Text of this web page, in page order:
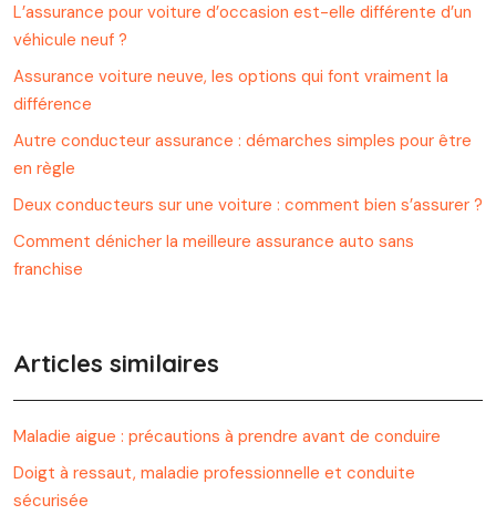
L’assurance pour voiture d’occasion est-elle différente d’un
véhicule neuf ?
Assurance voiture neuve, les options qui font vraiment la
différence
Autre conducteur assurance : démarches simples pour être
en règle
Deux conducteurs sur une voiture : comment bien s’assurer ?
Comment dénicher la meilleure assurance auto sans
franchise
Articles similaires
Maladie aigue : précautions à prendre avant de conduire
Doigt à ressaut, maladie professionnelle et conduite
sécurisée